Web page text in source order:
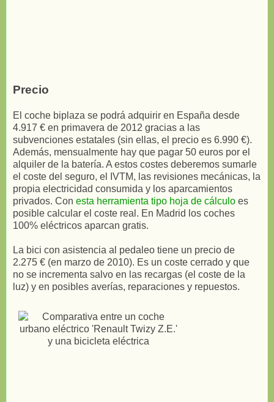
Precio
El coche biplaza se podrá adquirir en España desde
4.917 € en primavera de 2012 gracias a las
subvenciones estatales (sin ellas, el precio es 6.990 €).
Además, mensualmente hay que pagar 50 euros por el
alquiler de la batería. A estos costes deberemos sumarle
el coste del seguro, el IVTM, las revisiones mecánicas, la
propia electricidad consumida y los aparcamientos
privados. Con esta herramienta tipo hoja de cálculo es
posible calcular el coste real. En Madrid los coches
100% eléctricos aparcan gratis.
La bici con asistencia al pedaleo tiene un precio de
2.275 € (en marzo de 2010). Es un coste cerrado y que
no se incrementa salvo en las recargas (el coste de la
luz) y en posibles averías, reparaciones y repuestos.